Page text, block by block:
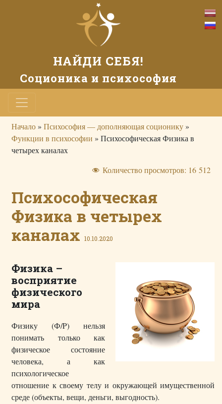
НАЙДИ СЕБЯ!
Соционика и психософия
Начало» Психософия — дополняющая соционику»
Функции в психософии » Психософическая Физика в
четырех каналах
Количество просмотров: 16 512
Психософическая
Физика в четырех
каналах 10.10.2020
Физика –
восприятие
физического
мира
Физику (Ф/P) нельзя
понимать только как
физическое состояние
человека, а как
психологическое
отношение к своему телу и окружающей имущественной
среде (объекты, вещи, деньги, выгодность).